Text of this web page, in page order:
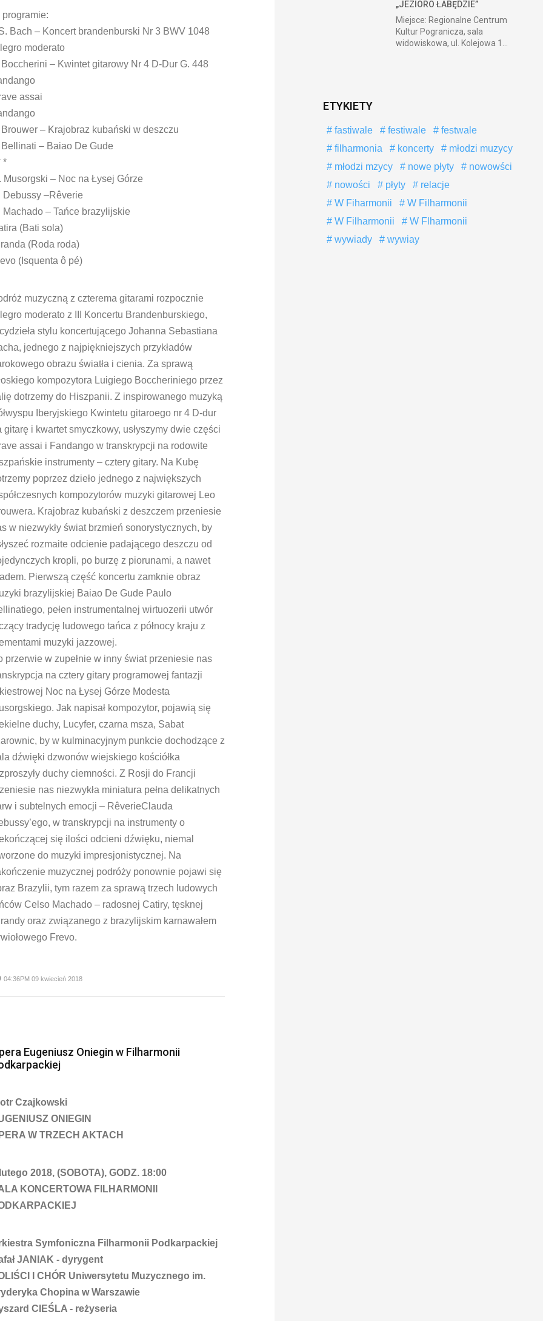
programie:
Bach – Koncert brandenburski Nr 3 BWV 1048
moderato
Boccherini – Kwintet gitarowy Nr 4 D-Dur G. 448
assai
Brouwer – Krajobraz kubański w deszczu
Bellinati – Baiao De Gude
*
Musorgski – Noc na Łysej Górze
Debussy –Rêverie
Machado – Tańce brazylijskie
(Bati sola)
(Roda roda)
(Isquenta ô pé)
muzyczną z czterema gitarami rozpocznie
moderato z III Koncertu Brandenburskiego,
stylu koncertującego Johanna Sebastiana
jednego z najpiękniejszych przykładów
obrazu światła i cienia. Za sprawą
kompozytora Luigiego Boccheriniego przez
dotrzemy do Hiszpanii. Z inspirowanego muzyką
Iberyjskiego Kwintetu gitaroego nr 4 D-dur
gitarę i kwartet smyczkowy, usłyszymy dwie części
assai i Fandango w transkrypcji na rodowite
instrumenty – cztery gitary. Na Kubę
poprzez dzieło jednego z największych
kompozytorów muzyki gitarowej Leo
Krajobraz kubański z deszczem przeniesie
w niezwykły świat brzmień sonorystycznych, by
rozmaite odcienie padającego deszczu od
kropli, po burzę z piorunami, a nawet
Pierwszą część koncertu zamknie obraz
brazylijskiej Baiao De Gude Paulo
pełen instrumentalnej wirtuozerii utwór
tradycję ludowego tańca z północy kraju z
muzyki jazzowej.
przerwie w zupełnie w inny świat przeniesie nas
na cztery gitary programowej fantazji
Noc na Łysej Górze Modesta
Jak napisał kompozytor, pojawią się
duchy, Lucyfer, czarna msza, Sabat
by w kulminacyjnym punkcie dochodzące z
dźwięki dzwonów wiejskiego kościółka
duchy ciemności. Z Rosji do Francji
nas niezwykła miniatura pełna delikatnych
i subtelnych emocji – RêverieClauda
w transkrypcji na instrumenty o
się ilości odcieni dźwięku, niemal
do muzyki impresjonistycznej. Na
muzycznej podróży ponownie pojawi się
Brazylii, tym razem za sprawą trzech ludowych
Celso Machado – radosnej Catiry, tęsknej
oraz związanego z brazylijskim karnawałem
Frevo.
04:36PM 09 kwiecień 2018
Eugeniusz Oniegin w Filharmonii
Czajkowski
ONIEGIN
W TRZECH AKTACH
2018, (SOBOTA), GODZ. 18:00
KONCERTOWA FILHARMONII
Symfoniczna Filharmonii Podkarpackiej
JANIAK - dyrygent
I CHÓR Uniwersytetu Muzycznego im.
Chopina w Warszawie
CIEŚLA - reżyseria
„JEZIORO ŁABĘDZIE”
Miejsce: Regionalne Centrum
Kultur Pogranicza, sala
widowiskowa, ul. Kolejowa 1...
ETYKIETY
fastiwale festiwale
festwale
filharmonia
koncerty
młodzi muzycy
młodzi mzycy
nowe płyty
nowowści
nowości
płyty
relacje
W Fiharmonii
W Filharmonii
W Filharmonii
W Flharmonii
wywiady
wywiay